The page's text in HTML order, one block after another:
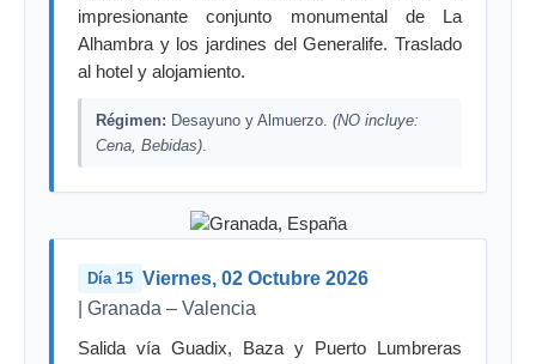
impresionante conjunto monumental de La
Alhambra y los jardines del Generalife. Traslado
al hotel y alojamiento.
Régimen: Desayuno y Almuerzo. (NO incluye:
Cena, Bebidas)
Día 15 Viernes, 02 Octubre 2026
| Granada – Valencia
Salida vía Guadix, Baza y Puerto Lumbreras